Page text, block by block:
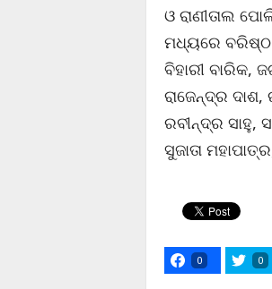
ଓ ରାଣୀତାଲ
ମଧ୍ୟରେ ବରିଷ୍ଠ
ବିହାରୀ ବାରିକ,
ରାଜେନ୍ଦ୍ର
ରବୀନ୍ଦ୍ର ସାହୁ,
ସୁଜାତା
0 0